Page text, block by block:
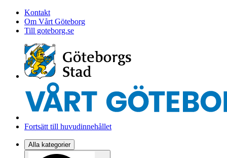
Kontakt
Om Vårt Göteborg
Till goteborg.se
Fortsätt till huvudinnehållet
Alla kategorier